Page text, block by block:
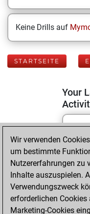
Keine Drills auf
STARTSEITE
Your
=8
Wir verwenden
um bestimmte
Nutzererfahrungen zu
Inhalte auszuspielen.
Verwendungszweck
erforderlichen
Marketing-Cookies